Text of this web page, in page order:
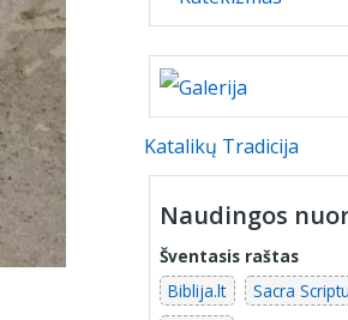
Katalikų Tradicija
Naudingos
Šventasis raštas
Biblija.lt
Sacra